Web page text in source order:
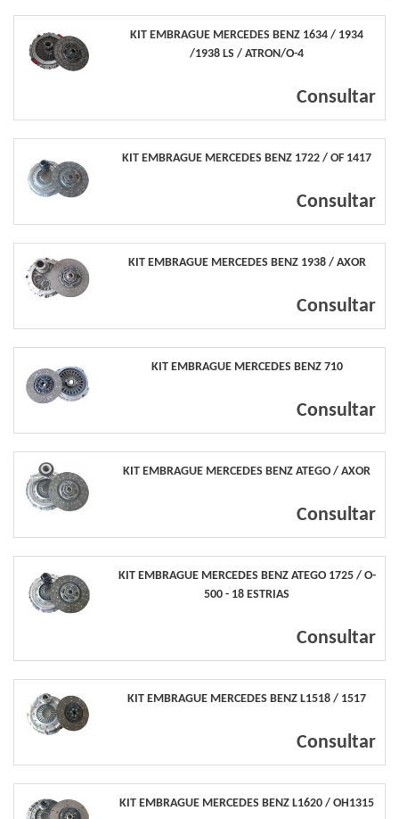
KIT EMBRAGUE MERCEDES BENZ 1634 / 1934
/1938 LS / ATRON/O-4
Consultar
KIT EMBRAGUE MERCEDES BENZ 1722 / OF 1417
Consultar
KIT EMBRAGUE MERCEDES BENZ 1938 / AXOR
Consultar
KIT EMBRAGUE MERCEDES BENZ 710
Consultar
KIT EMBRAGUE MERCEDES BENZ ATEGO / AXOR
Consultar
KIT EMBRAGUE MERCEDES BENZ ATEGO 1725 / O-
500 - 18 ESTRIAS
Consultar
KIT EMBRAGUE MERCEDES BENZ L1518 / 1517
Consultar
KIT EMBRAGUE MERCEDES BENZ L1620 / OH1315